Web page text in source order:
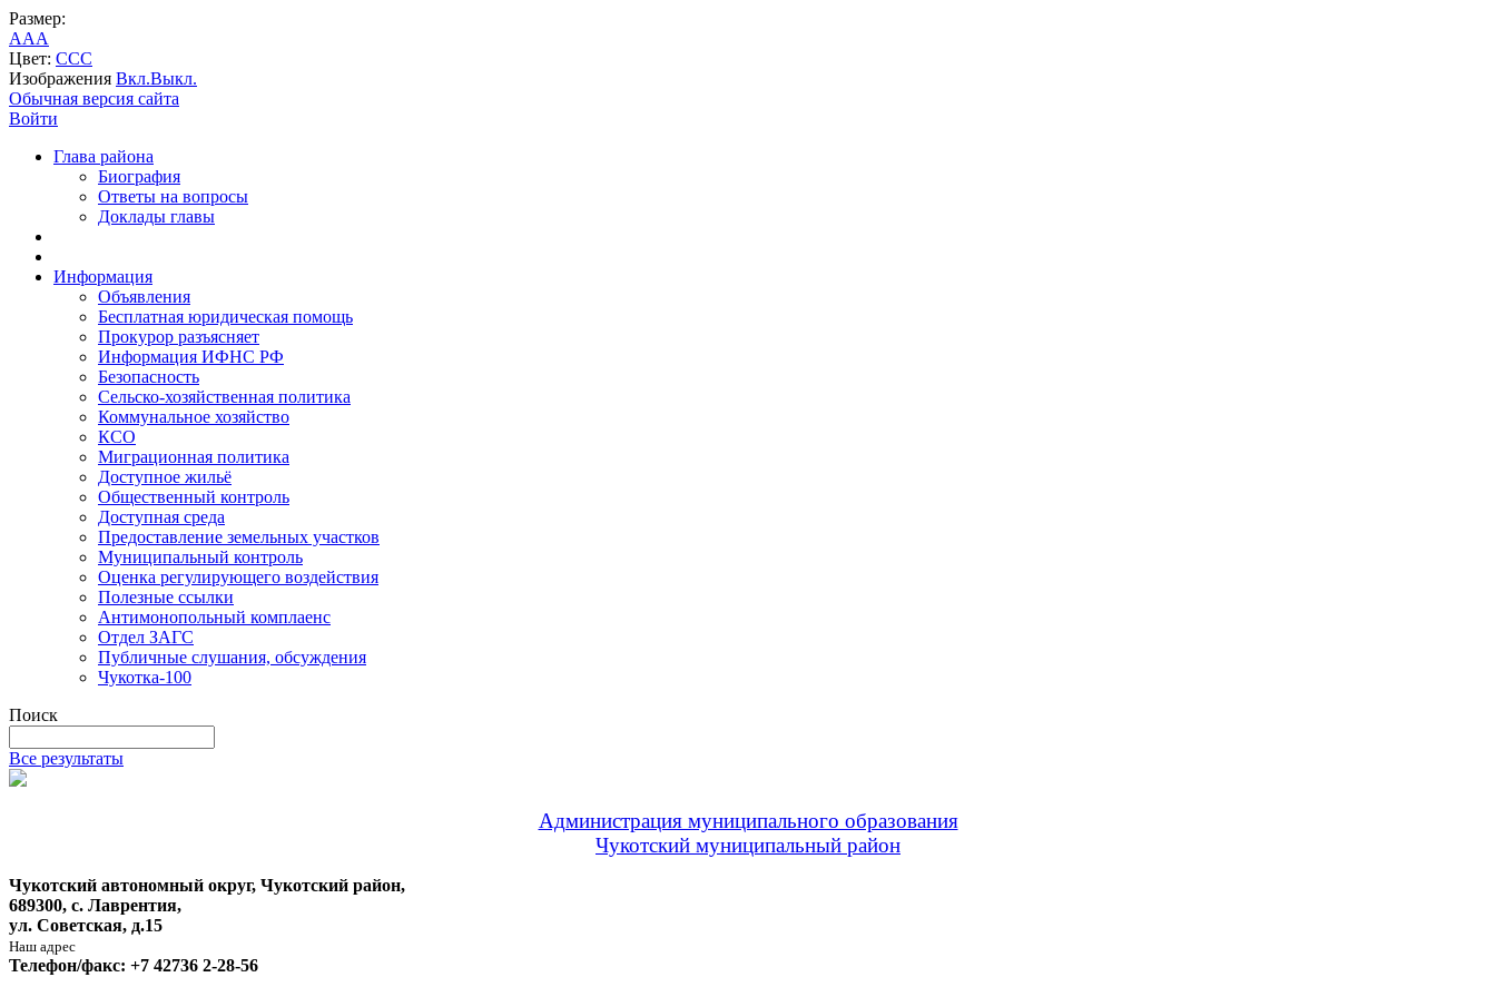
Размер:
AAA
Цвет: CCC
Изображения Вкл.Выкл.
Обычная версия сайта
Войти
Глава района
Биография
Ответы на вопросы
Доклады главы
Информация
Объявления
Бесплатная юридическая помощь
Прокурор разъясняет
Информация ИФНС РФ
Безопасность
Сельско-хозяйственная политика
Коммунальное хозяйство
КСО
Миграционная политика
Доступное жильё
Общественный контроль
Доступная среда
Предоставление земельных участков
Муниципальный контроль
Оценка регулирующего воздействия
Полезные ссылки
Антимонопольный комплаенс
Отдел ЗАГС
Публичные слушания, обсуждения
Чукотка-100
Поиск
Все результаты
Администрация муниципального образования
Чукотский муниципальный район
Чукотский автономный округ, Чукотский район,
689300, с. Лаврентия,
ул. Советская, д.15
Наш адрес
Телефон/факс: +7 42736 2-28-56